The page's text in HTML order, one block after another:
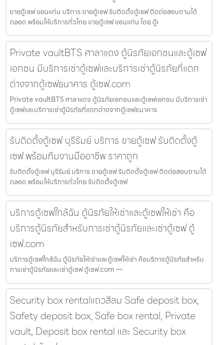
ขายตู้เซฟ ขอนแก่น บริการ ขายตู้เซฟ รับติดตั้งตู้เซฟ ติดต่อสอบถามได้
ตลอด พร้อมให้บริการทั่วไทย ขายตู้เซฟ ขอนแก่น โดย ตู้เ
Private vaultBTS ศาลาแดง ตู้นิรภัยเอกชนและตู้เซฟ
เอกชน มีบริการเช่าตู้เซฟและบริการเช่าตู้นิรภัยที่แตก
ต่างจากตู้เซฟธนาคาร ตู้เซฟ.com
Private vaultBTS ศาลาแดง ตู้นิรภัยเอกชนและตู้เซฟเอกชน มีบริการเช่า
ตู้เซฟและบริการเช่าตู้นิรภัยที่แตกต่างจากตู้เซฟธนาคาร
รับติดตั้งตู้เซฟ บุรีรัมย์ บริการ ขายตู้เซฟ รับติดตั้งตู้
เซฟ พร้อมทีมงานมืออาชีพ ราคาถูก
รับติดตั้งตู้เซฟ บุรีรัมย์ บริการ ขายตู้เซฟ รับติดตั้งตู้เซฟ ติดต่อสอบถามได้
ตลอด พร้อมให้บริการทั่วไทย รับติดตั้งตู้เซฟ
บริการตู้เซฟใกล้ฉัน ตู้นิรภัยให้เช่าและตู้เซฟให้เช่า คือ
บริการตู้นิรภัยสำหรับการเช่าตู้นิรภัยและเช่าตู้เซฟ ตู้
เซฟ.com
บริการตู้เซฟใกล้ฉัน ตู้นิรภัยให้เช่าและตู้เซฟให้เช่า คือบริการตู้นิรภัยสำหรับ
การเช่าตู้นิรภัยและเช่าตู้เซฟ ตู้เซฟ.com —
Security box rentalแถวสีลม Safe deposit box,
Safety deposit box, Safe box rental, Private
vault, Deposit box rental และ Security box